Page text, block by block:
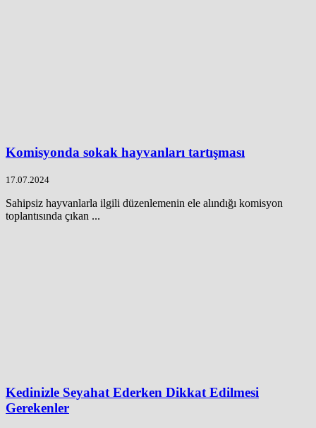
Komisyonda sokak hayvanları tartışması
17.07.2024
Sahipsiz hayvanlarla ilgili düzenlemenin ele alındığı komisyon
toplantısında çıkan ...
Kedinizle Seyahat Ederken Dikkat Edilmesi
Gerekenler